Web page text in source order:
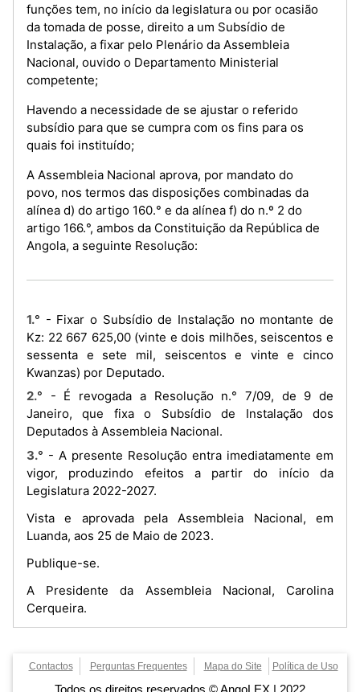
funções tem, no início da legislatura ou por ocasião
da tomada de posse, direito a um Subsídio de
Instalação, a fixar pelo Plenário da Assembleia
Nacional, ouvido o Departamento Ministerial
competente;
Havendo a necessidade de se ajustar o referido
subsídio para que se cumpra com os fins para os
quais foi instituído;
A Assembleia Nacional aprova, por mandato do
povo, nos termos das disposições combinadas da
alínea d) do artigo 160.° e da alínea f) do n.º 2 do
artigo 166.°, ambos da Constituição da República de
Angola, a seguinte Resolução:
1.° - Fixar o Subsídio de Instalação no montante de
Kz: 22 667 625,00 (vinte e dois milhões, seiscentos e
sessenta e sete mil, seiscentos e vinte e cinco
Kwanzas) por Deputado.
2.° - É revogada a Resolução n.° 7/09, de 9 de
Janeiro, que fixa o Subsídio de Instalação dos
Deputados à Assembleia Nacional.
3.° - A presente Resolução entra imediatamente em
vigor, produzindo efeitos a partir do início da
Legislatura 2022-2027.
Vista e aprovada pela Assembleia Nacional, em
Luanda, aos 25 de Maio de 2023.
Publique-se.
A Presidente da Assembleia Nacional, Carolina
Cerqueira.
Contactos Perguntas Frequentes Mapa do Site Política de Uso